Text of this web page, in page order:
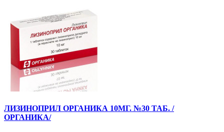
ЛИЗИНОПРИЛ ОРГАНИКА 10МГ. №30 ТАБ. /
ОРГАНИКА/